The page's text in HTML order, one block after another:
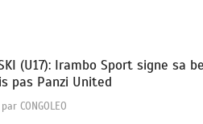
(U17): Irambo Sport signe sa
pas Panzi United
parCONGOLEO